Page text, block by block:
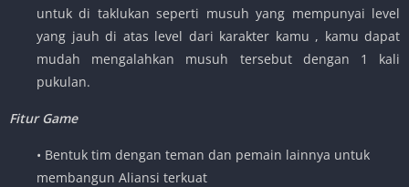
untuk di taklukan seperti musuh yang mempunyai level
yang jauh di atas level dari karakter kamu , kamu dapat
mudah mengalahkan musuh tersebut dengan 1 kali
pukulan.
Fitur Game
• Bentuk tim dengan teman dan pemain lainnya untuk
membangun Aliansi terkuat